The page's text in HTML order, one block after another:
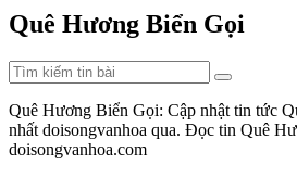
Quê Hương Biển Gọi
Quê Hương Biển Gọi: Cập nhật tin tức
nhất doisongvanhoa qua. Đọc tin Quê
doisongvanhoa.com